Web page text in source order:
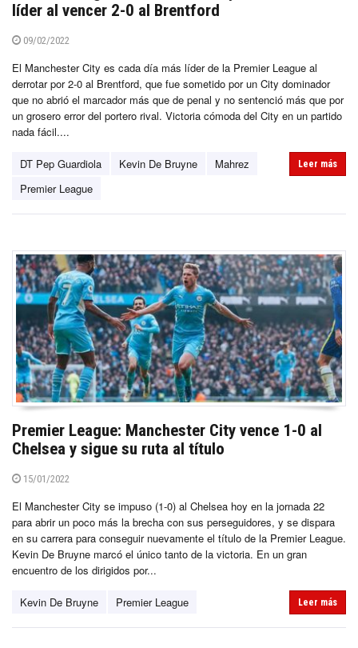
líder al vencer 2-0 al Brentford
09/02/2022
El Manchester City es cada día más líder de la Premier League al
derrotar por 2-0 al Brentford, que fue sometido por un City dominador
que no abrió el marcador más que de penal y no sentenció más que por
un grosero error del portero rival. Victoria cómoda del City en un partido
nada fácil....
DT Pep Guardiola Kevin De Bruyne
Mahrez
Premier League
Leer más
Premier League: Manchester City vence 1-0 al
Chelsea y sigue su ruta al título
15/01/2022
El Manchester City se impuso (1-0) al Chelsea hoy en la jornada 22
para abrir un poco más la brecha con sus perseguidores, y se dispara
en su carrera para conseguir nuevamente el título de la Premier League.
Kevin De Bruyne marcó el único tanto de la victoria. En un gran
encuentro de los dirigidos por...
Kevin De Bruyne Premier League Leer más